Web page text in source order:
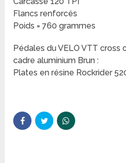
Flancs renforcés
Poids = 760 grammes
Pédales du VELO VTT cross
cadre aluminium Brun :
Plates en résine Rockrider